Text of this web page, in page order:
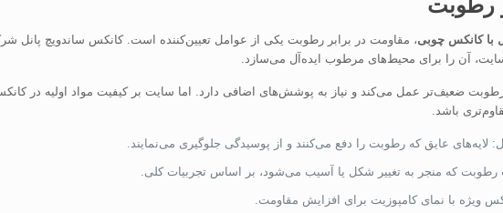
با کانکس چوبی، مقاومت در برابر رطوبت یکی از عوامل تعیین‌کننده است. کانکس ساندویچ پانل
آن را برای محیط‌های مرطوب ایده‌آل می‌سازد.
ضعیف‌تر عمل می‌کند و نیاز به پوشش‌های اضافی دارد. اما سایت بر کیفیت مواد اولیه در کانکس
باشد.
لایه‌های عایق که رطوبت را دفع می‌کنند و از پوسیدگی جلوگیری می‌نمایند.
که منجر به تغییر شکل یا آسیب می‌شود، بر اساس تجربیات کلی.
ویژه با نمای کامپوزیت برای افزایش مقاومت.